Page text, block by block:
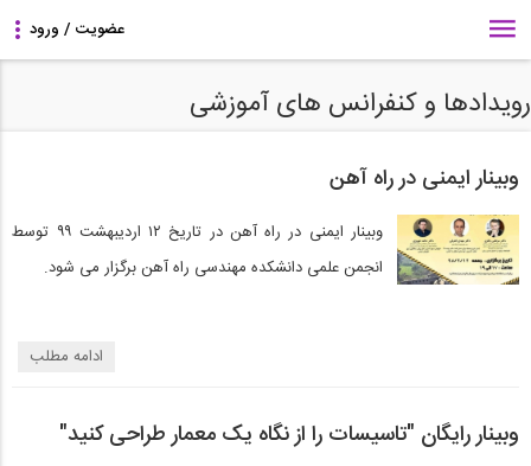
رویدادها و کنفرانس های آموزشی
وبینار ایمنی در راه آهن
وبینار ایمنی در راه آهن در تاریخ ۱۲ اردیبهشت ۹۹ توسط
انجمن علمی دانشکده مهندسی راه آهن برگزار می شود.
ادامه مطلب
وبینار رایگان "تاسیسات را از نگاه یک معمار طراحی کنید"